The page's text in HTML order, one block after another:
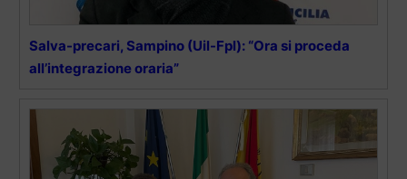
Salva-precari, Sampino (Uil-Fpl): “Ora si proceda
all’integrazione oraria”